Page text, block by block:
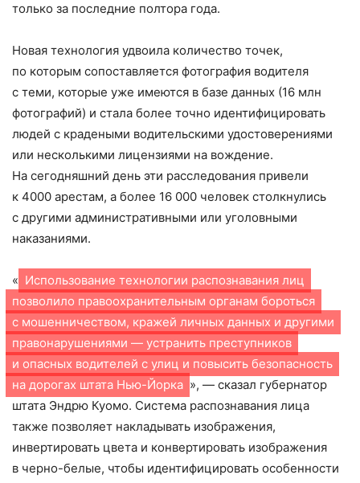
только за последние полтора года.
Новая технология удвоила количество точек,
по которым сопоставляется фотография водителя
с теми, которые уже имеются в базе данных (16 млн
фотографий) и стала более точно идентифицировать
людей с крадеными водительскими удостоверениями
или несколькими лицензиями на вождение.
На сегодняшний день эти расследования привели
к 4000 арестам, а более 16 000 человек столкнулись
с другими административными или уголовными
наказаниями.
« Использование технологии распознавания лиц
позволило правоохранительным органам бороться
с мошенничеством, кражей личных данных и другими
правонарушениями — устранить преступников
и опасных водителей с улиц и повысить безопасность
на дорогах штата Нью-Йорка », — сказал губернатор
штата Эндрю Куомо. Система распознавания лица
также позволяет накладывать изображения,
инвертировать цвета и конвертировать изображения
в черно-белые, чтобы идентифицировать особенности